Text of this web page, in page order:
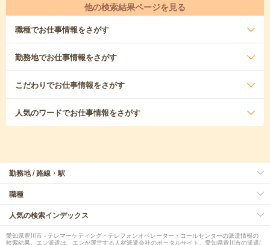
他の検索結果ページを見る
職種でお仕事情報をさがす
勤務地でお仕事情報をさがす
こだわりでお仕事情報をさがす
人気のワードでお仕事情報をさがす
勤務地 / 路線・駅
職種
人気の検索インデックス
愛知県豊川市 - テレマーケティング・テレフォンオペレーター・コールセンターの派遣情報の
検索結果。エン派遣は、エンが運営する人材派遣会社のポータルサイト。愛知県豊川市の派遣/